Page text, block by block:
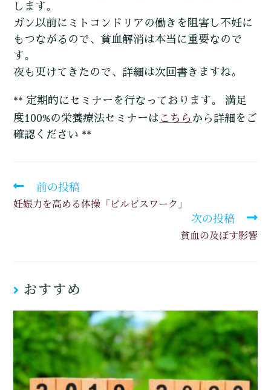
します。
ガン以前にミトコンドリアの働きを阻害し不妊に
もつながるので、貧血解消は本当に重要なので
す。
夜も更けてきたので、詳細は次回書きますね。
** 定期的にセミナーを行なっております。 満足
度100%の栄養療法セミナーは こちら から詳細をご
確認ください **
前の投稿
妊娠力を高める体操「ピルビスワーク」
次の投稿
貧血の及ぼす影響
おすすめ